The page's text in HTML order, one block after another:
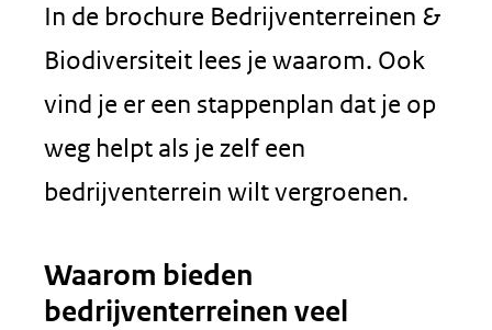
In de brochure Bedrijventerreinen &
Biodiversiteit lees je waarom. Ook
vind je er een stappenplan dat je op
weg helpt als je zelf een
bedrijventerrein wilt vergroenen.
Waarom bieden
bedrijventerreinen veel